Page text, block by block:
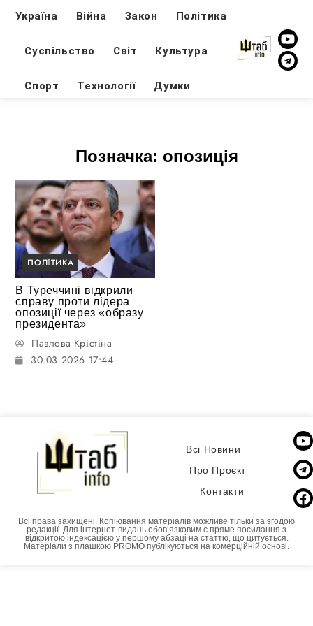
Україна Війна Закон Політика
Суспільство Світ Культура
Спорт Технології Думки
Позначка: опозиція
ПОЛІТИКА
В Туреччині відкрили
справу проти лідера
опозиції через «образу
президента»
Павлова Крістіна
30.03.2026 17:44
Всі Новини
Про Проєкт
Контакти
Всі права захищені. Копіювання матеріалів можливе тільки за згодою
редакції. Для інтернет-видань обовʼязковим є пряме посилання з
відкритою індексацією у першому абзаці на статтю, що цитується.
Матеріали з плашкою PROMO публікуються на комерційній основі.